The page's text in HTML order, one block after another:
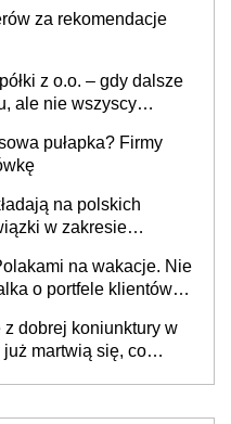
za rekomendacje
z o.o. – gdy dalsze
ale nie wszyscy
pułapka? Firmy
na polskich
w zakresie
na wakacje. Nie
o portfele klientów
dobrej koniunktury w
już martwią się, co